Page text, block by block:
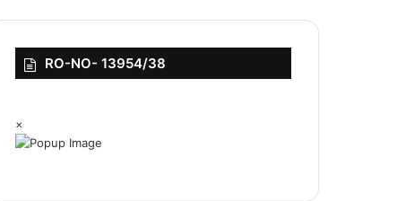
RO-NO- 13954/38
×